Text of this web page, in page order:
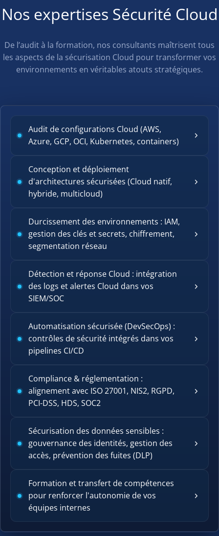
Nos expertises Sécurité Cloud
De l’audit à la formation, nos consultants maîtrisent tous
les aspects de la sécurisation Cloud pour transformer vos
environnements en véritables atouts stratégiques.
Audit de configurations Cloud (AWS,
Azure, GCP, OCI, Kubernetes, containers)
Conception et déploiement
d'architectures sécurisées (Cloud natif,
hybride, multicloud)
Durcissement des environnements : IAM,
gestion des clés et secrets, chiffrement,
segmentation réseau
Détection et réponse Cloud : intégration
des logs et alertes Cloud dans vos
SIEM/SOC
Automatisation sécurisée (DevSecOps) :
contrôles de sécurité intégrés dans vos
pipelines CI/CD
Compliance & réglementation :
alignement avec ISO 27001, NIS2, RGPD,
PCI-DSS, HDS, SOC2
Sécurisation des données sensibles :
gouvernance des identités, gestion des
accès, prévention des fuites (DLP)
Formation et transfert de compétences
pour renforcer l'autonomie de vos
équipes internes